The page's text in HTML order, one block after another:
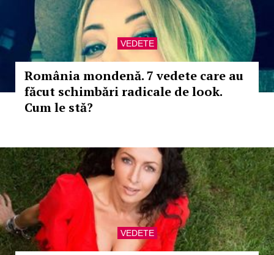
VEDETE
România mondenă. 7 vedete care au
făcut schimbări radicale de look.
Cum le stă?
VEDETE